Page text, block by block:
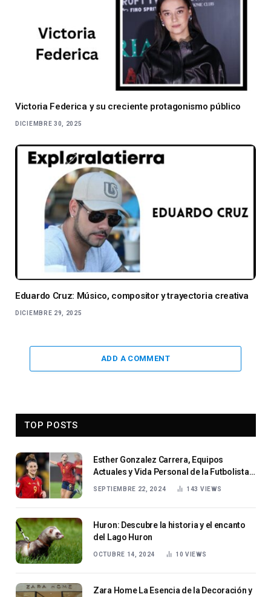
Victoria Federica y su creciente protagonismo público
DICIEMBRE 30, 2025
Eduardo Cruz: Músico, compositor y trayectoria creativa
DICIEMBRE 29, 2025
ADD A COMMENT
TOP POSTS
Esther Gonzalez Carrera, Equipos
Actuales y Vida Personal de la Futbolista
SEPTIEMBRE 22, 2024 143 VIEWS
Huron: Descubre la historia y el encanto
del Lago Huron
OCTUBRE 14, 2024 10VIEWS
Zara Home La Esencia de la Decoración y